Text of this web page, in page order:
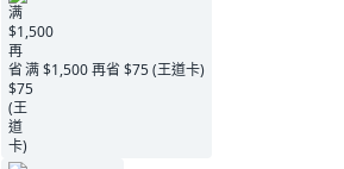
满 $1,500 再省 $75 (王道卡)